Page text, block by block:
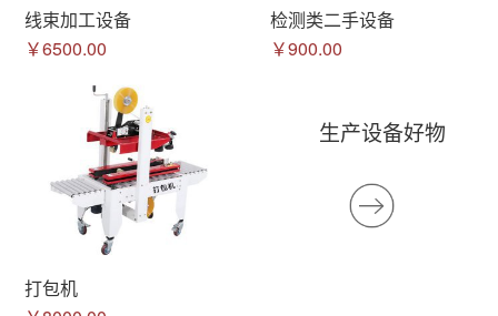
线束加工设备
￥6500.00
检测类二手设备
￥900.00
打包机
生产设备好物